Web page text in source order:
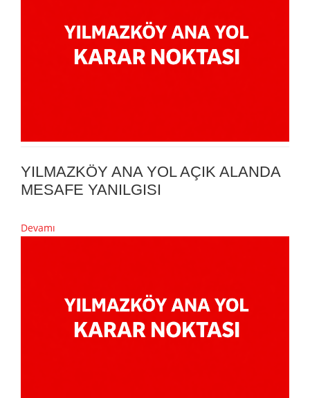
YILMAZKÖY ANA YOL AÇIK ALANDA
MESAFE YANILGISI
Devamı